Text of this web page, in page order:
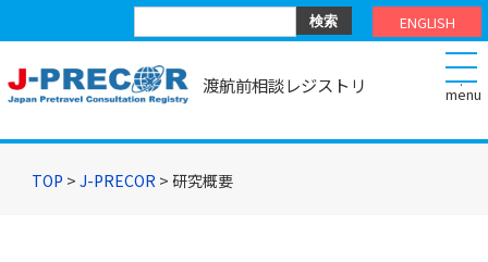
ENGLISH
渡航前相談レジストリ .
TOP >J-PRECOR > 研究概要